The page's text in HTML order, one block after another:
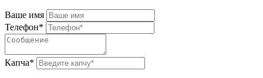
Ваше имя
Телефон*
Капча*